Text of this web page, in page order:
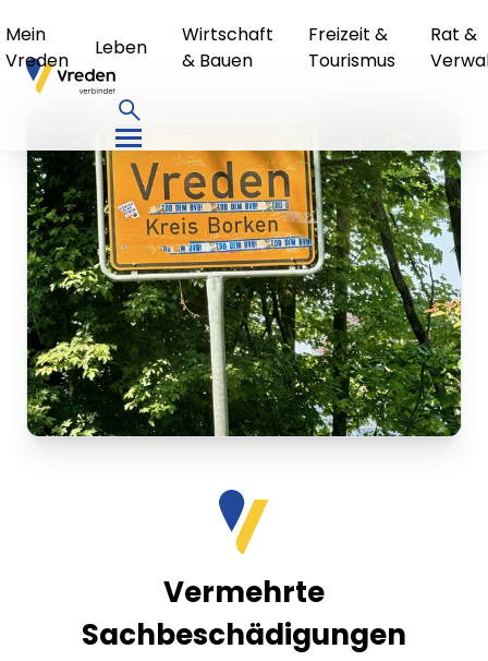
Mein
Vreden
Leben
Wirtschaft
& Bauen
Freizeit &
Tourismus
Rat &
Vermehrte
Sachbeschädigungen